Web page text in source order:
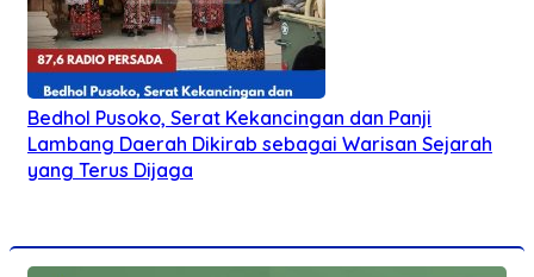
Bedhol Pusoko, Serat Kekancingan dan Panji
Lambang Daerah Dikirab sebagai Warisan Sejarah
yang Terus Dijaga